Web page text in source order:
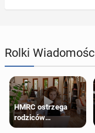
Rolki
HMRC ostrzega
rodziców
pobierających Child